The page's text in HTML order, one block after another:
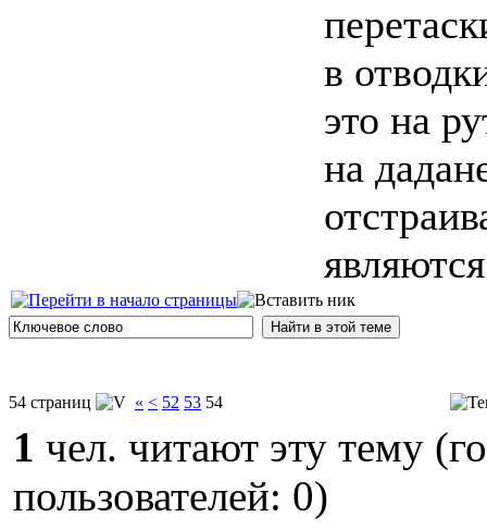
в
это на
на
54 страниц « < 52 53 54
1 чел. читают эту тему
пользователей: 0)